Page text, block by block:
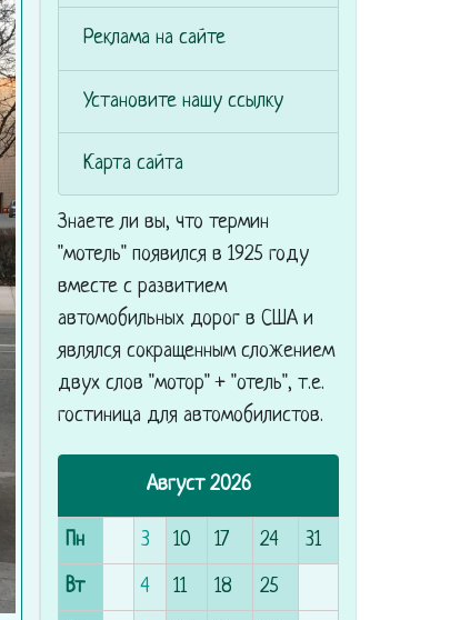
Реклама на сайте
Установите нашу ссылку
Карта сайта
Знаете ли вы, что термин
"мотель" появился в 1925 году
вместе с развитием
автомобильных дорог в США и
являлся сокращенным сложением
двух слов "мотор" + "отель", т.е.
гостиница для автомобилистов.
Август 2026
Пн 3 10 17 24
31
Вт
4 11 18
25